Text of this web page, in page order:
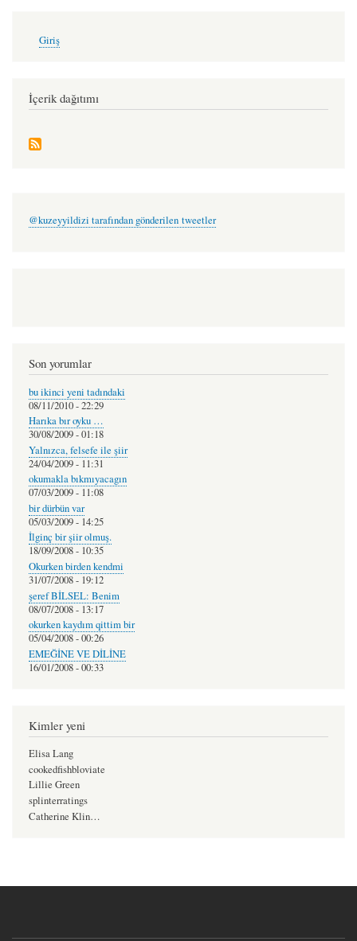
burcu
deneri
account
Giriş
İçerik dağıtımı
@kuzeyyildizi tarafından gönderilen tweetler
Son yorumlar
bu ikinci yeni tadındaki
08/11/2010 - 22:29
Harıka bır oyku …
30/08/2009 - 01:18
Yalnızca, felsefe ile şiir
24/04/2009 - 11:31
okumakla bıkmıyacagın
07/03/2009 - 11:08
bir dürbün var
05/03/2009 - 14:25
İlginç bir şiir olmuş.
18/09/2008 - 10:35
Okurken birden kendmi
31/07/2008 - 19:12
şeref BİLSEL: Benim
08/07/2008 - 13:17
okurken kaydım qittim bir
05/04/2008 - 00:26
EMEĞİNE VE DİLİNE
16/01/2008 - 00:33
Kimler yeni
Elisa Lang
cookedfishbloviate
Lillie Green
splinterratings
Catherine Klin…